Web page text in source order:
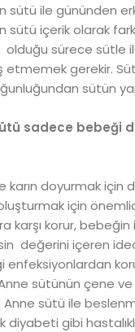
sütü ile gününden
içerik olarak
sürece sütle
etmemek gerekir.
sütün
sadece bebeği
karın doyurmak için
için
karşı korur, bebeğin
değerini içeren
enfeksiyonlardan
sütünün çene
Anne sütü ile
diyabeti gibi